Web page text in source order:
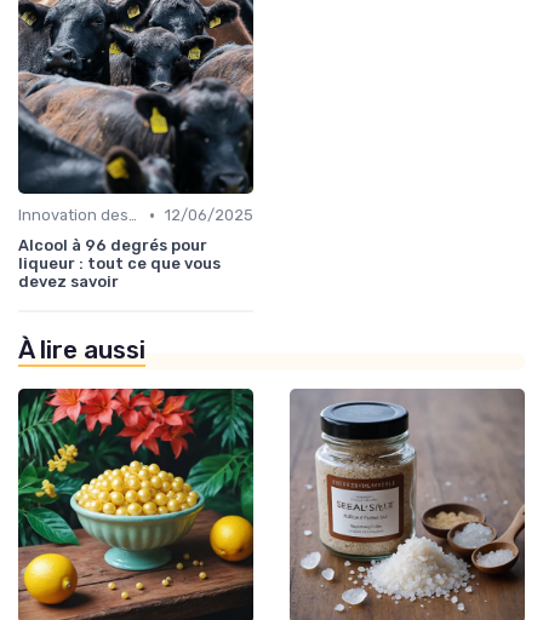
Innovation des recettes • 12/06/2025
Alcool à 96 degrés pour
liqueur : tout ce que vous
devez savoir
À lire aussi